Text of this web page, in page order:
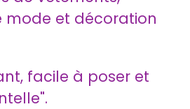
mode et décoration
facile à poser et